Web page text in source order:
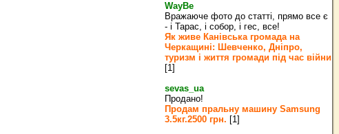
WayBe
Вражаюче фото до статті, прямо все є
- і Тарас, і собор, і гес, все!
Як живе Канівська громада на
Черкащині: Шевченко, Дніпро,
туризм і життя громади під час війни
[1]
sevas_ua
Продано!
Продам пральну машину Samsung
3.5кг.2500 грн. [1]